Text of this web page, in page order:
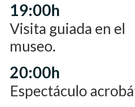
19:00h
Visita guiada en el
museo.
20:00h
Espectáculo